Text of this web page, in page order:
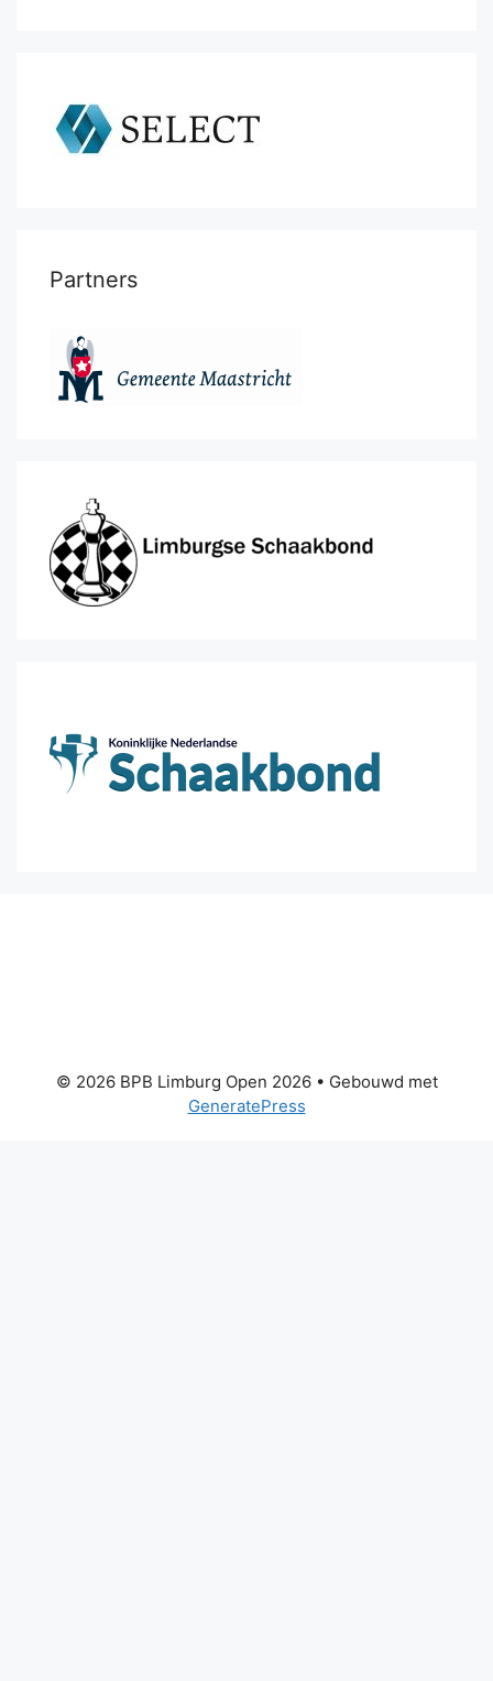
Partners
© 2026 BPB Limburg Open 2026• Gebouwd met
GeneratePress